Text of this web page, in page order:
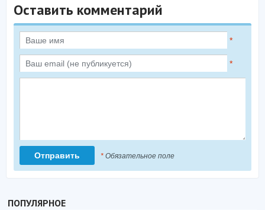
Оставить комментарий
*
*
* Обязательное поле
ПОПУЛЯРНОЕ